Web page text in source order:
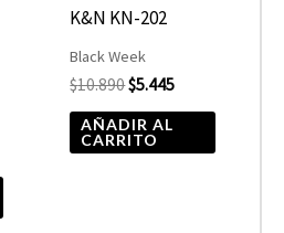
K&N KN-202
Black Week
$10.890$5.445
AÑADIR AL
CARRITO